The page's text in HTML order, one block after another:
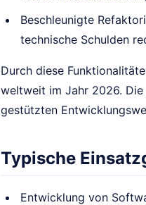
Beschleunigte
technische Schulden
Durch diese
weltweit im Jahr 2026.
gestützten
Typische
Entwicklung von